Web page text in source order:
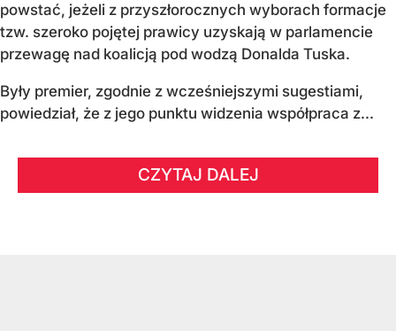
powstać, jeżeli z przyszłorocznych wyborach formacje
tzw. szeroko pojętej prawicy uzyskają w parlamencie
przewagę nad koalicją pod wodzą Donalda Tuska.
Były premier, zgodnie z wcześniejszymi sugestiami,
powiedział, że z jego punktu widzenia współpraca z...
CZYTAJ DALEJ